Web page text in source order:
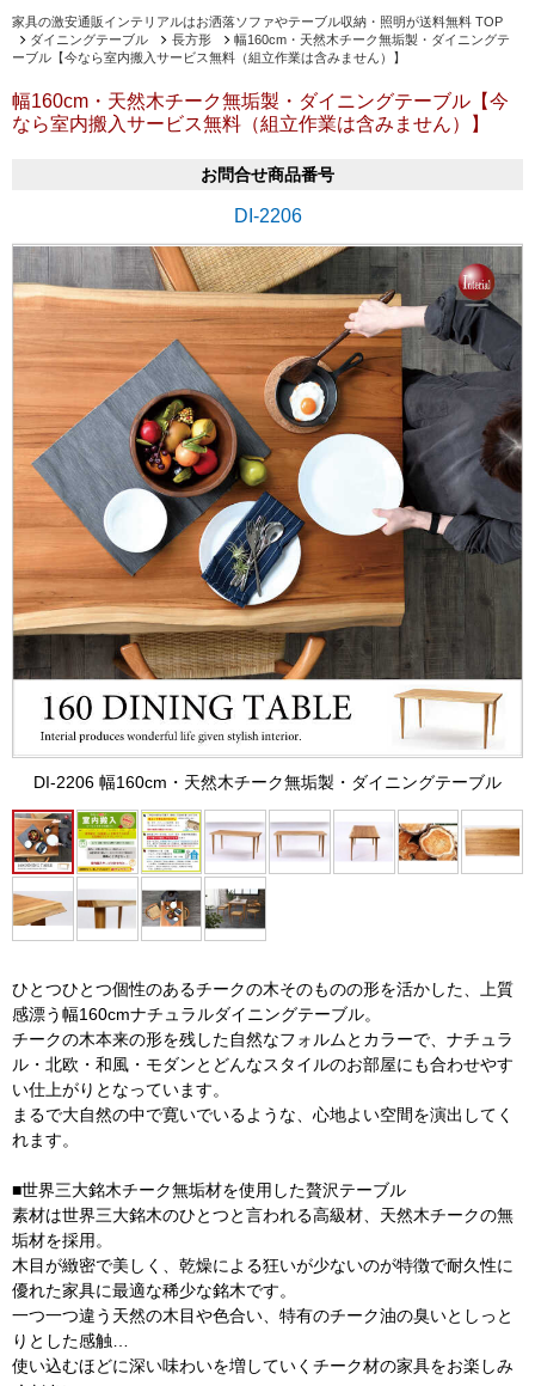
家具の激安通販インテリアルはお洒落ソファやテーブル収納・照明が送料無料 TOP
ダイニングテーブル
長方形
幅160cm・天然木チーク無垢製・ダイニングテ
ーブル【今なら室内搬入サービス無料（組立作業は含みません）】
幅160cm・天然木チーク無垢製・ダイニングテーブル【今
なら室内搬入サービス無料（組立作業は含みません）】
お問合せ商品番号
DI-2206
DI-2206 幅160cm・天然木チーク無垢製・ダイニングテーブル
ひとつひとつ個性のあるチークの木そのものの形を活かした、上質
感漂う幅160cmナチュラルダイニングテーブル。
チークの木本来の形を残した自然なフォルムとカラーで、ナチュラ
ル・北欧・和風・モダンとどんなスタイルのお部屋にも合わせやす
い仕上がりとなっています。
まるで大自然の中で寛いでいるような、心地よい空間を演出してく
れます。
■世界三大銘木チーク無垢材を使用した贅沢テーブル
素材は世界三大銘木のひとつと言われる高級材、天然木チークの無
垢材を採用。
木目が緻密で美しく、乾燥による狂いが少ないのが特徴で耐久性に
優れた家具に最適な稀少な銘木です。
一つ一つ違う天然の木目や色合い、特有のチーク油の臭いとしっと
りとした感触…
使い込むほどに深い味わいを増していくチーク材の家具をお楽しみ